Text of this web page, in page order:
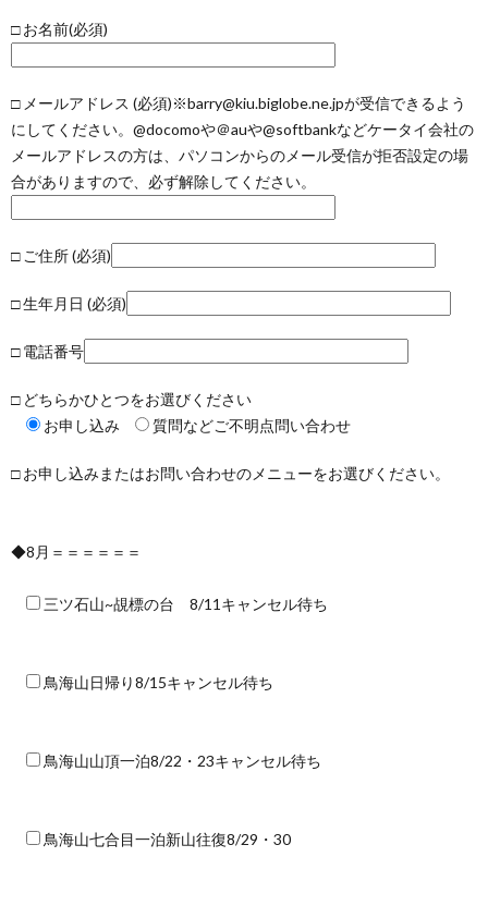
□ お名前(必須)
□ メールアドレス (必須)※barry@kiu.biglobe.ne.jpが受信できるよう
にしてください。@docomoや＠auや@softbankなどケータイ会社の
メールアドレスの方は、パソコンからのメール受信が拒否設定の場
合がありますので、必ず解除してください。
□ ご住所 (必須)
□ 生年月日 (必須)
□ 電話番号
□ どちらかひとつをお選びください
お申し込み
質問などご不明点問い合わせ
□ お申し込みまたはお問い合わせのメニューをお選びください。
◆8月＝＝＝＝＝＝
三ツ石山~覘標の台 8/11キャンセル待ち
鳥海山日帰り8/15キャンセル待ち
鳥海山山頂一泊8/22・23キャンセル待ち
鳥海山七合目一泊新山往復8/29・30